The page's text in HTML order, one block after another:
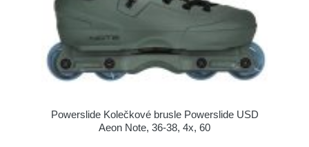
Powerslide Kolečkové brusle Powerslide USD
Aeon Note, 36-38, 4x, 60